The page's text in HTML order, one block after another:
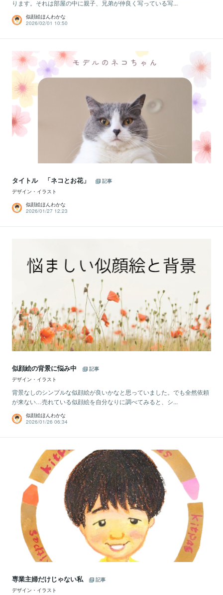
ります。それは部屋の中に親子、兄弟が仲良く写っている写...
似顔絵ほんわかな
2026/02/01 10:50
タイトル 「ネコとお花」
記事
デザイン・イラスト
似顔絵ほんわかな
2026/01/27 12:23
似顔絵の背景に悩み中
記事
デザイン・イラスト
背景なしのシンプルな似顔絵が良いかなと思っていました。でも全然依頼
が来ない…売れている似顔絵を自分なりに調べてみると、シ...
似顔絵ほんわかな
2026/01/26 06:34
専業主婦だけじゃない私
記事
デザイン・イラスト